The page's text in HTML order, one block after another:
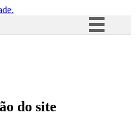
Acesso à informação
do site